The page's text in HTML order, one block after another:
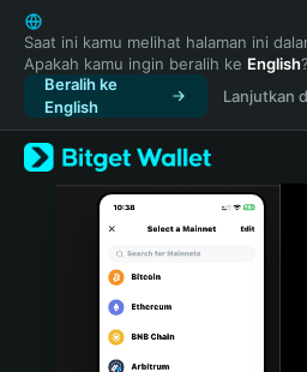
English
日本語
Tiếng Việt
Русский
Español (Latinoamérica)
Türkçe
Italiano
Português (Portugal)
Bahasa Indonesia
Saat ini kamu melihat halaman ini
Apakah kamu ingin beralih ke English?
Beralih ke
English
Lanjutkan